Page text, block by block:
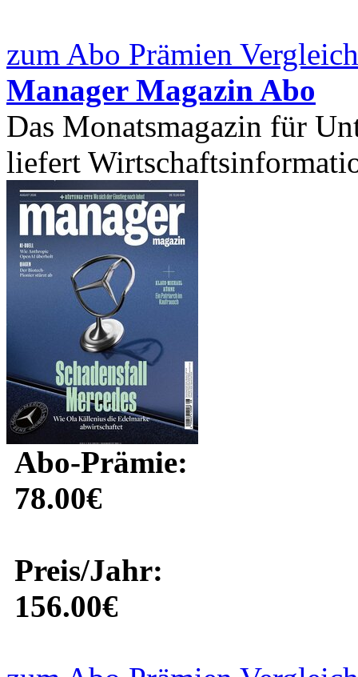
zum Abo Prämien
Manager Magazin Abo
Das Monatsmagazin für
liefert
Abo-Prämie:
78.00€
Preis/Jahr:
156.00€